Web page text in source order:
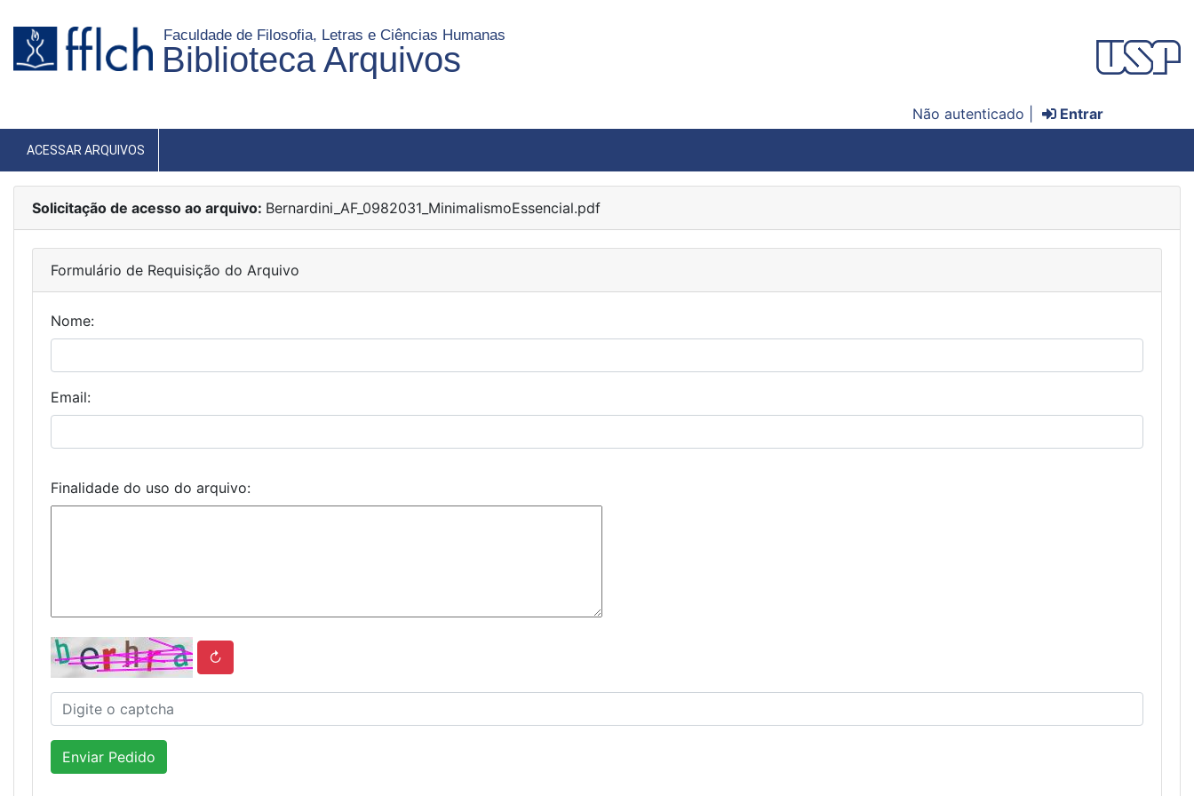
Faculdade de Filosofia, Letras e Ciências Humanas
Biblioteca Arquivos
Não autenticado | Entrar
ACESSAR ARQUIVOS
Solicitação de acesso ao arquivo: Bernardini_AF_0982031_MinimalismoEssencial.pdf
Formulário de Requisição do Arquivo
Nome:
Email:
Finalidade do uso do arquivo:
↻
Enviar Pedido